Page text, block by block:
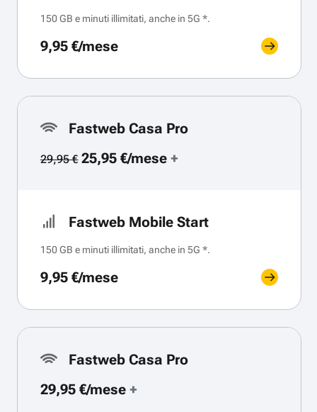
150 GB e minuti illimitati, anche in 5G *.
9,95 €/mese
Fastweb Casa Pro
29,95 €25,95 €/mese+
Fastweb Mobile Start
150 GB e minuti illimitati, anche in 5G *.
9,95 €/mese
Fastweb Casa Pro
29,95 €/mese +